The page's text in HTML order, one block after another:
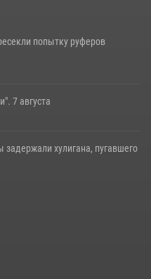
попытку руферов
7 августа
хулигана, пугавшего